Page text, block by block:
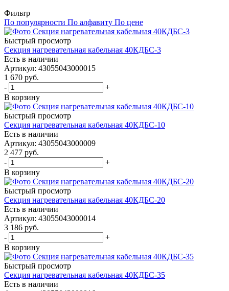
Фильтр
По популярности По алфавиту По цене
Быстрый просмотр
Секция нагревательная кабельная 40КДБС-3
Есть в наличии
Артикул: 43055043000015
1 670 руб.
-
+
В корзину
Быстрый просмотр
Секция нагревательная кабельная 40КДБС-10
Есть в наличии
Артикул: 43055043000009
2 477 руб.
-
+
В корзину
Быстрый просмотр
Секция нагревательная кабельная 40КДБС-20
Есть в наличии
Артикул: 43055043000014
3 186 руб.
-
+
В корзину
Быстрый просмотр
Секция нагревательная кабельная 40КДБС-35
Есть в наличии